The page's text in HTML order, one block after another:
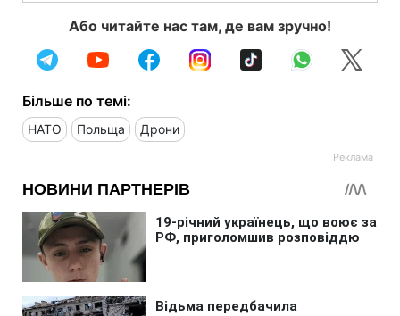
Або читайте нас там, де вам зручно!
Більше по темі:
НАТО Польща Дрони